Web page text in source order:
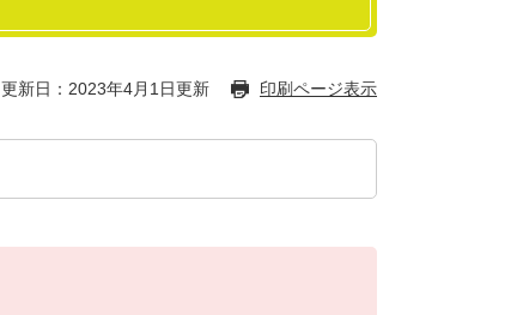
更新日：2023年4月1日更新 印刷ページ表示